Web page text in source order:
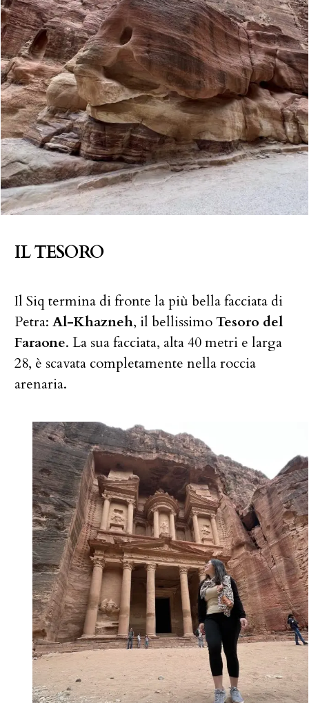
IL TESORO
Il Siq termina di fronte la più bella facciata di
Petra: Al-Khazneh, il bellissimoTesoro del
Faraone. La sua facciata, alta 40 metri e larga
28, è scavata completamente nella roccia
arenaria.